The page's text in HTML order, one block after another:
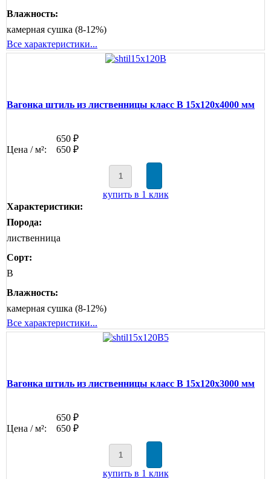
Влажность:
камерная сушка (8-12%)
Все характеристики...
Вагонка штиль из лиственницы класс В 15x120x4000 мм
650 ₽
Цена / м²:
650 ₽
купить в 1 клик
Характеристики:
Порода:
лиственница
Сорт:
B
Влажность:
камерная сушка (8-12%)
Все характеристики...
Вагонка штиль из лиственницы класс В 15x120x3000 мм
650 ₽
Цена / м²:
650 ₽
купить в 1 клик